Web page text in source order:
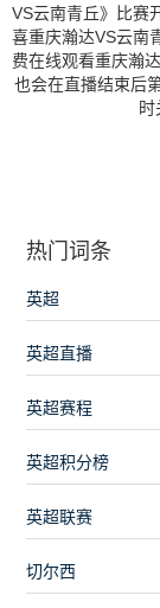
VS云南青丘》比赛
喜重庆瀚达VS云南
费在线观看重庆瀚
也会在直播结束后
时
热门词条
英超
英超直播
英超赛程
英超积分榜
英超联赛
切尔西